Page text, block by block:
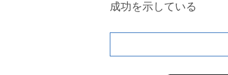
成功を示している